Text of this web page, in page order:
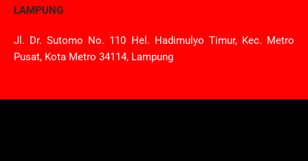
LAMPUNG
Jl. Dr. Sutomo No. 110 Hel. Hadimulyo Timur, Kec. Metro
Pusat, Kota Metro 34114, Lampung